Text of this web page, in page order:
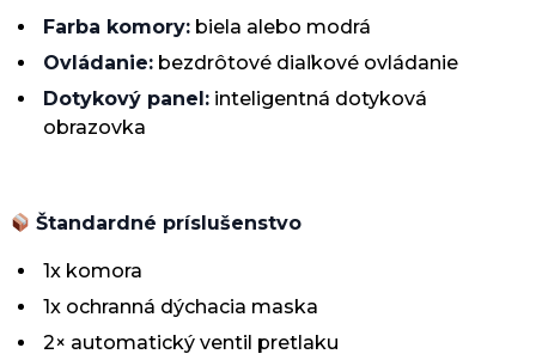
Farba komory: biela alebo modrá
Ovládanie: bezdrôtové diaľkové ovládanie
Dotykový panel: inteligentná dotyková
obrazovka
Štandardné príslušenstvo
1x komora
1x ochranná dýchacia maska
2× automatický ventil pretlaku